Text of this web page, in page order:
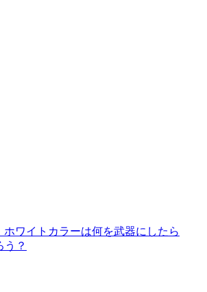
ホワイトカラーは何を武器にしたら
う？